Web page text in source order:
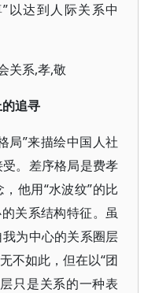
以达到人际关系中
关系,孝,敬
追寻
局”来描绘中国人社
。差序格局是费孝
他用“水波纹”的比
关系结构特征。虽
为中心的关系圈层
不如此，但在以“团
只是关系的一种表